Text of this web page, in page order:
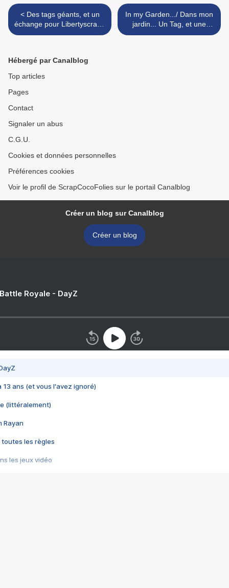
< Des tags géants, et un
échange pour Libertyscrap /
Giant Tags, and a swap of
In my Garden.../ Dans mon
jardin... Un Tag, et une
bonne fête à toutes les
Hébergé par Canalblog
Top articles
Pages
Contact
Signaler un abus
C.G.U.
Cookies et données personnelles
Préférences cookies
Voir le profil de ScrapCocoFolies sur le portail Canalblog
Créer un blog sur Canalblog
Créer un blog
Royale - DayZ
13 ans (et vous l'avez ignoré)
(littéralement)
Rayan
toutes les règles
les jeux vidéo